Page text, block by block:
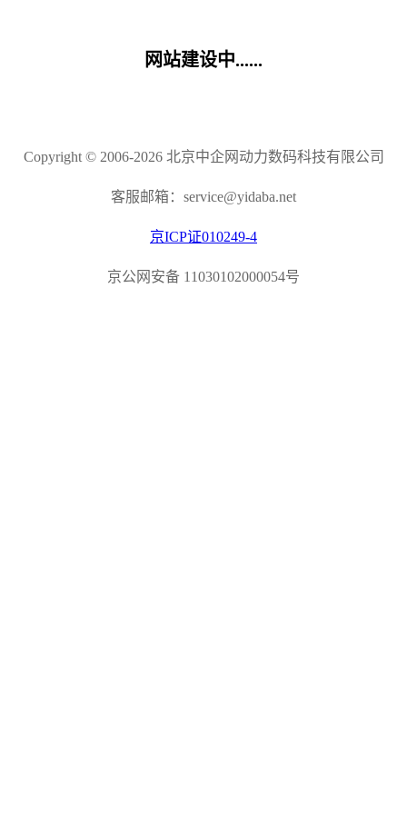
网站建设中......
Copyright © 2006-2026 北京中企网动力数码科技有限公司
客服邮箱：service@yidaba.net
京ICP证010249-4
京公网安备 11030102000054号